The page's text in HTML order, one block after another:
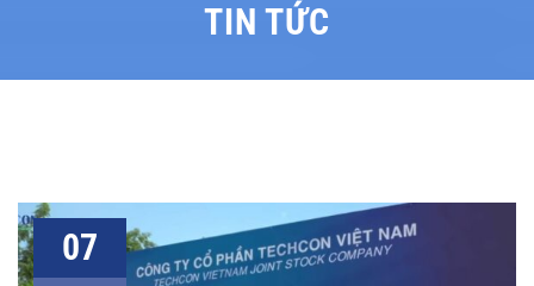
TIN TỨC
07